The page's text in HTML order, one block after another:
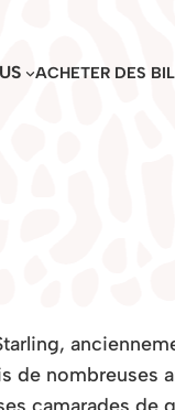
ACHETER DES
de nombreuses
camarades de